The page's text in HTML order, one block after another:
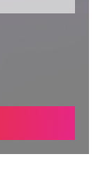
regarding its
information in